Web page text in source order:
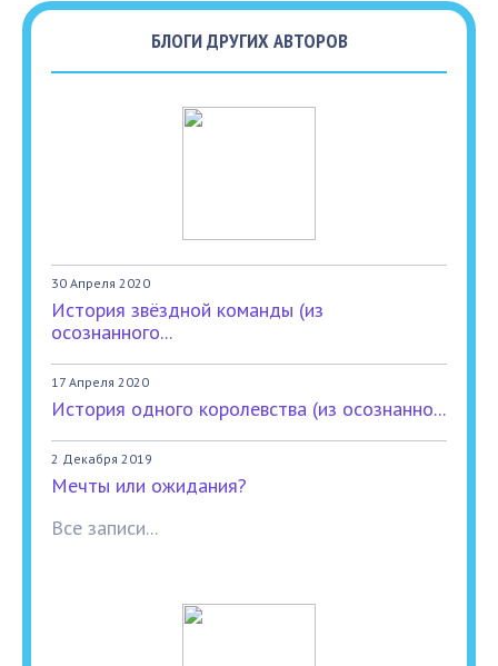
БЛОГИ ДРУГИХ АВТОРОВ
30 Апреля 2020
История звёздной команды (из
осознанного...
17 Апреля 2020
История одного королевства (из осознанно...
2 Декабря 2019
Мечты или ожидания?
Все записи...